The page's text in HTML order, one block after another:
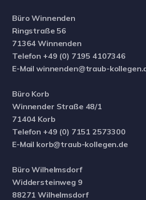
Büro Winnenden
Ringstraße 56
71364 Winnenden
Telefon +49 (0) 7195 4107346
E-Mail winnenden@traub-
Büro Korb
Winnender Straße 48/1
71404 Korb
Telefon +49 (0) 7151 2573300
E-Mail korb@traub-kollegen.de
Büro Wilhelmsdorf
Widdersteinweg 9
88271 Wilhelmsdorf